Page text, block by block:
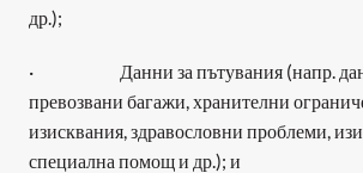
др.);
·                        Данни за пътувания
превозвани багажи, хранителни
изисквания, здравословни проблеми,
специална помощ и др.); и